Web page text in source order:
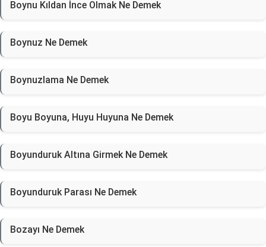
Boynu Kıldan İnce Olmak Ne Demek
Boynuz Ne Demek
Boynuzlama Ne Demek
Boyu Boyuna, Huyu Huyuna Ne Demek
Boyunduruk Altına Girmek Ne Demek
Boyunduruk Parası Ne Demek
Bozayı Ne Demek